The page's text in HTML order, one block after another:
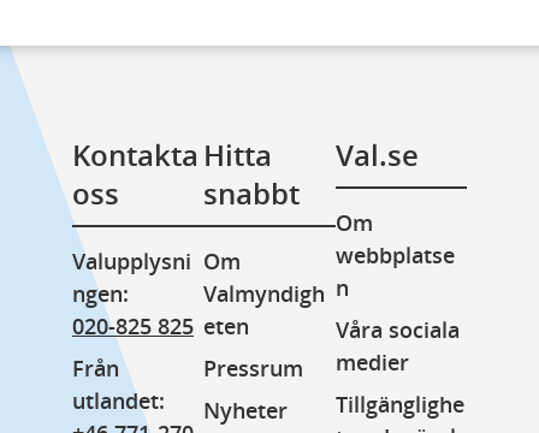
Kontakta
oss
Valupplysni
ngen:
020-825 825
Från
utlandet:
Hitta
snabbt
Om
Valmyndigh
eten
Pressrum
Nyheter
Val.se
Om
webbplatse
n
Våra sociala
medier
Tillgänglighe